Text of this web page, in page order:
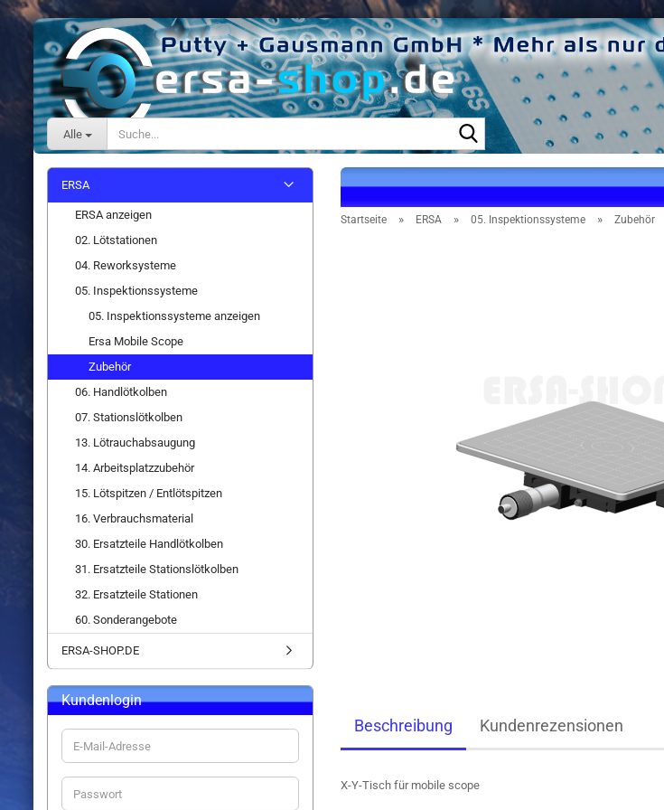
Alle
Suche...
Startseite » ERSA » 05. Inspektionssysteme » Zubehör
Beschreibung Kundenrezensionen
X-Y-Tisch für mobile scope
ERSA
ERSA anzeigen
02. Lötstationen
04. Reworksysteme
05. Inspektionssysteme
05. Inspektionssysteme anzeigen
Ersa Mobile Scope
Zubehör
06. Handlötkolben
07. Stationslötkolben
13. Lötrauchabsaugung
14. Arbeitsplatzzubehör
15. Lötspitzen / Entlötspitzen
16. Verbrauchsmaterial
30. Ersatzteile Handlötkolben
31. Ersatzteile Stationslötkolben
32. Ersatzteile Stationen
60. Sonderangebote
ERSA-SHOP.DE
Kundenlogin
E-
Mail-
Adresse
Passwort